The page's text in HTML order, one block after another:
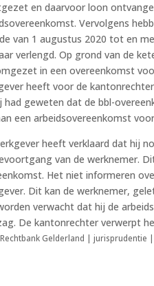
en daarvoor loon
Vervolgens
van 1 augustus 2020 tot en
verlengd. Op grond van de
in een overeenkomst
heeft voor de
had geweten dat de bbl-
een arbeidsovereenkomst
heeft verklaard dat hij
van de werknemer.
Het niet informeren
Dit kan de werknemer,
verwacht dat hij de
De kantonrechter verwerpt
Gelderland | jurisprudentie |